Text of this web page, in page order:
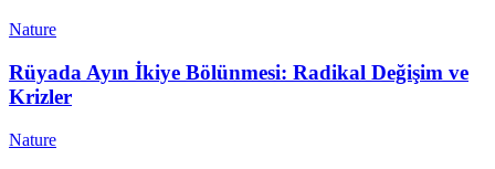
Nature
Rüyada Ayın İkiye Bölünmesi: Radikal Değişim ve
Krizler
Nature